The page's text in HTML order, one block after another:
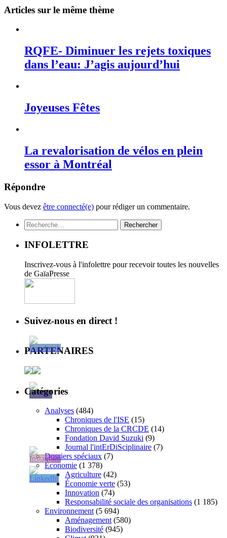
Articles sur le même thème
RQFE- Diminuer les rejets toxiques
dans l’eau: J’agis aujourd’hui
Joyeuses Fêtes
La revalorisation de vélos en plein
essor à Montréal
Répondre
Vous devez être connecté(e) pour rédiger un commentaire.
Rechercher :
INFOLETTRE
Inscrivez-vous à l'infolettre pour recevoir toutes les nouvelles
de GaïaPresse
Suivez-nous en direct !
PARTENAIRES
Catégories
Analyses (484)
Chroniques de l'ISE (15)
Chroniques de la CRCDE (14)
Fondation David Suzuki (9)
Journal l'intErDiSciplinaire (7)
Dossiers spéciaux (7)
Économie (1 378)
Agriculture (42)
Économie verte (53)
Innovation (74)
Responsabilité sociale des organisations (1 185)
Environnement (5 694)
Aménagement (580)
Biodiversité (945)